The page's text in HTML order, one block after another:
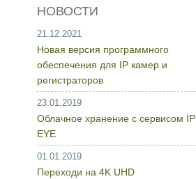
НОВОСТИ
21.12.2021
Новая версия программного
обеспечения для IP камер и
регистраторов
23.01.2019
Облачное хранение с сервисом IP
EYE
01.01.2019
Переходи на 4K UHD